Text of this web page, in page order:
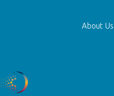
About Us